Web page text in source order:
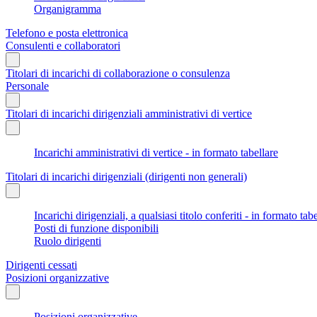
Organigramma
Telefono e posta elettronica
Consulenti e collaboratori
Titolari di incarichi di collaborazione o consulenza
Personale
Titolari di incarichi dirigenziali amministrativi di vertice
Incarichi amministrativi di vertice - in formato tabellare
Titolari di incarichi dirigenziali (dirigenti non generali)
Incarichi dirigenziali, a qualsiasi titolo conferiti - in formato
Posti di funzione disponibili
Ruolo dirigenti
Dirigenti cessati
Posizioni organizzative